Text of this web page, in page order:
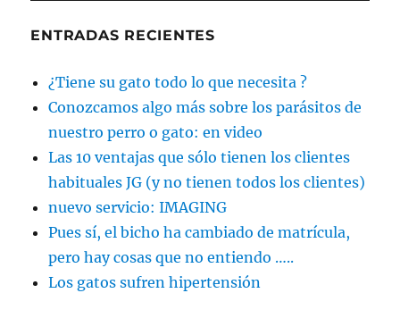
ENTRADAS RECIENTES
¿Tiene su gato todo lo que necesita ?
Conozcamos algo más sobre los parásitos de
nuestro perro o gato: en video
Las 10 ventajas que sólo tienen los clientes
habituales JG (y no tienen todos los clientes)
nuevo servicio: IMAGING
Pues sí, el bicho ha cambiado de matrícula,
pero hay cosas que no entiendo …..
Los gatos sufren hipertensión